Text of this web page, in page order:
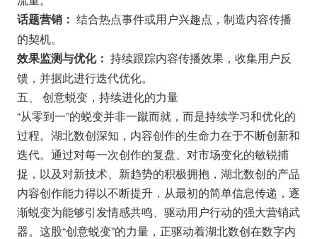
话题营销： 结合热点事件或用户兴趣点，制造内容传播
的契机。
效果监测与优化： 持续跟踪内容传播效果，收集用户反
馈，并据此进行迭代优化。
五、 创意蜕变，持续进化的力量
“从零到一”的蜕变并非一蹴而就，而是持续学习和优化的
过程。湖北数创深知，内容创作的生命力在于不断创新和
迭代。通过对每一次创作的复盘、对市场变化的敏锐捕
捉，以及对新技术、新趋势的积极拥抱，湖北数创的产品
内容创作能力得以不断提升，从最初的简单信息传递，逐
渐蜕变为能够引发情感共鸣、驱动用户行动的强大营销武
器。这股“创意蜕变”的力量，正驱动着湖北数创在数字内